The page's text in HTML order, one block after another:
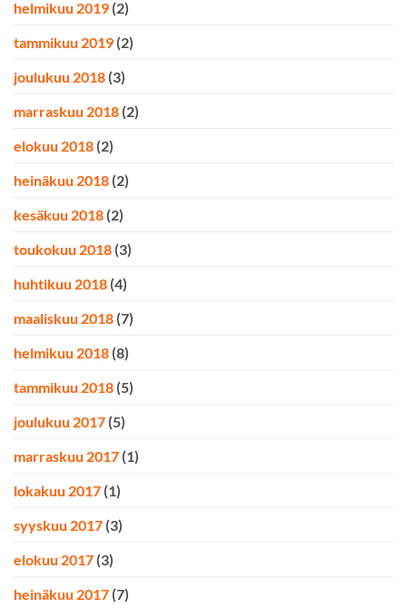
helmikuu 2019 (2)
tammikuu 2019 (2)
joulukuu 2018 (3)
marraskuu 2018 (2)
elokuu 2018 (2)
heinäkuu 2018 (2)
kesäkuu 2018 (2)
toukokuu 2018 (3)
huhtikuu 2018 (4)
maaliskuu 2018 (7)
helmikuu 2018 (8)
tammikuu 2018 (5)
joulukuu 2017 (5)
marraskuu 2017 (1)
lokakuu 2017 (1)
syyskuu 2017 (3)
elokuu 2017 (3)
heinäkuu 2017 (7)